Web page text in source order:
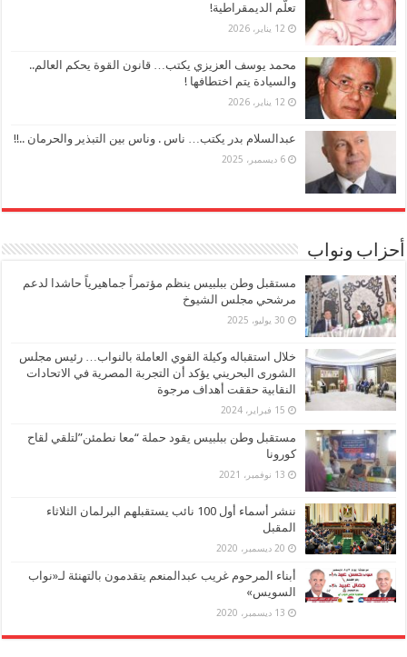
تعلُّم الديمقراطية!
12 يناير، 2026
محمد يوسف العزيزي يكتب… قانون القوة يحكم العالم..
والسيادة يتم اختطافها !
12 يناير، 2026
عبدالسلام بدر يكتب… ناس . وناس بين التبذير والحرمان ..!!
6 ديسمبر، 2025
أحزاب ونواب
مستقبل وطن ببلبيس ينظم مؤتمراً جماهيرياً حاشدا لدعم
مرشحي مجلس الشيوخ
30 يوليو، 2025
خلال استقباله وكيلة القوي العاملة بالنواب… رئيس مجلس
الشورى البحريني يؤكد أن التجربة المصرية في الاتحادات
النقابية حققت أهداف مرجوة
15 فبراير، 2024
مستقبل وطن ببلبيس يقود حملة “معا نطمئن”لتلقي لقاح
كورونا
13 نوفمبر، 2021
ننشر أسماء أول 100 نائب يستقبلهم البرلمان الثلاثاء
المقبل
20 ديسمبر، 2020
أبناء المرحوم غريب عبدالمنعم يتقدمون بالتهنئة لـ«نواب
السويس»
13 ديسمبر، 2020